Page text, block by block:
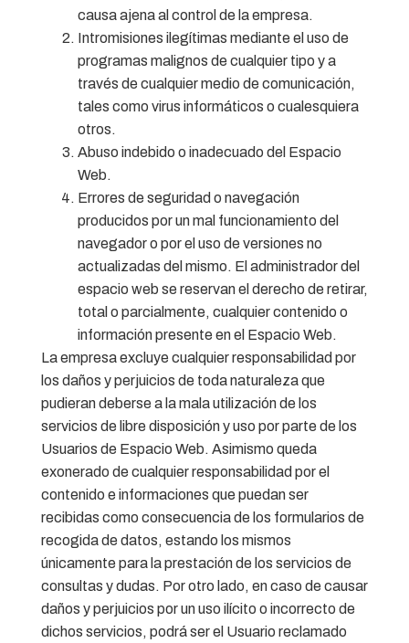
causa ajena al control de la empresa.
Intromisiones ilegítimas mediante el uso de
programas malignos de cualquier tipo y a
través de cualquier medio de comunicación,
tales como virus informáticos o cualesquiera
otros.
Abuso indebido o inadecuado del Espacio
Web.
Errores de seguridad o navegación
producidos por un mal funcionamiento del
navegador o por el uso de versiones no
actualizadas del mismo. El administrador del
espacio web se reservan el derecho de retirar,
total o parcialmente, cualquier contenido o
información presente en el Espacio Web.
La empresa excluye cualquier responsabilidad por
los daños y perjuicios de toda naturaleza que
pudieran deberse a la mala utilización de los
servicios de libre disposición y uso por parte de los
Usuarios de Espacio Web. Asimismo queda
exonerado de cualquier responsabilidad por el
contenido e informaciones que puedan ser
recibidas como consecuencia de los formularios de
recogida de datos, estando los mismos
únicamente para la prestación de los servicios de
consultas y dudas. Por otro lado, en caso de causar
daños y perjuicios por un uso ilícito o incorrecto de
dichos servicios, podrá ser el Usuario reclamado